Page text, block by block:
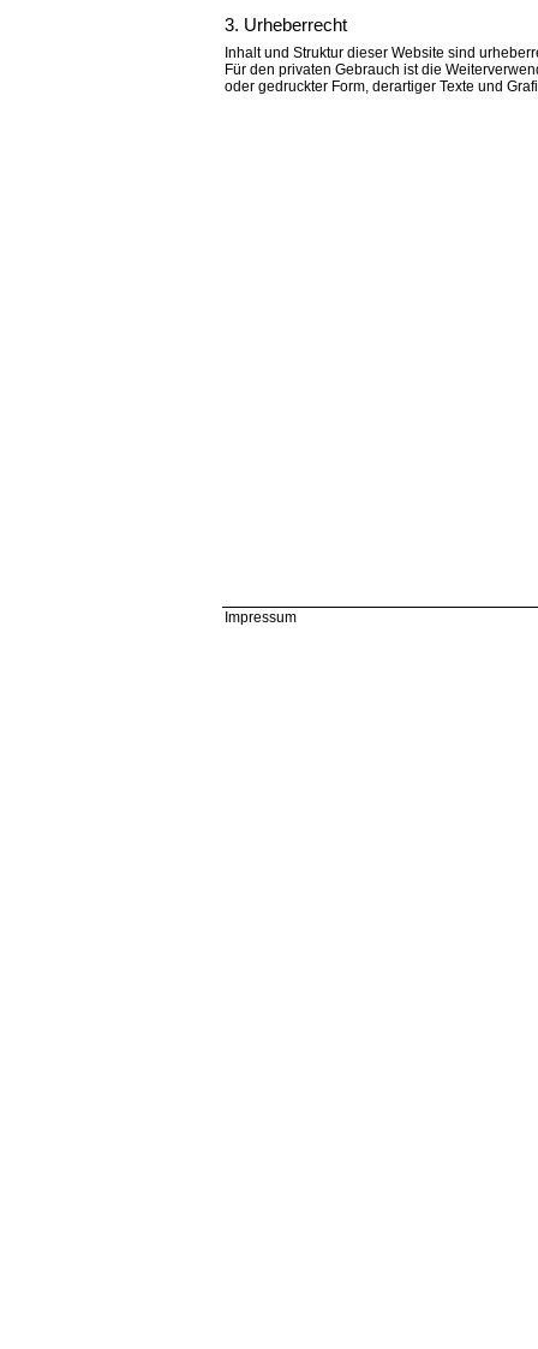
Impressum
3. Urheberrecht
Inhalt und Struktur dieser Website sind
Für den privaten Gebrauch ist die
oder gedruckter Form, derartiger Texte und